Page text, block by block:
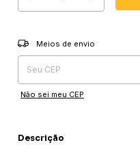
Entregas para o CEP:
Meios de envio
Não sei meu CEP
Descrição